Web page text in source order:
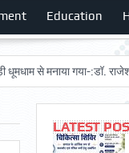
Education
गया-:डॉ. राजेश भाटिया
LATEST